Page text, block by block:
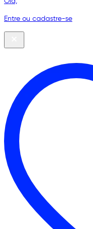
Entre ou cadastre-se